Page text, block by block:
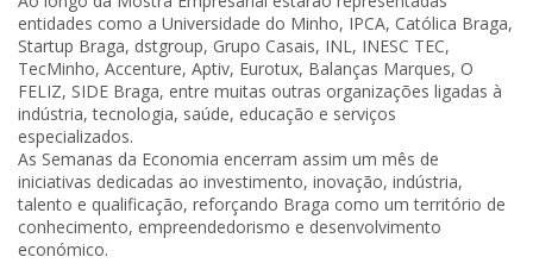
entidades como a Universidade do Minho, IPCA, Católica Braga,
Startup Braga, dstgroup, Grupo Casais, INL, INESC TEC,
TecMinho, Accenture, Aptiv, Eurotux, Balanças Marques, O
FELIZ, SIDE Braga, entre muitas outras organizações ligadas à
indústria, tecnologia, saúde, educação e serviços
especializados.
As Semanas da Economia encerram assim um mês de
iniciativas dedicadas ao investimento, inovação, indústria,
talento e qualificação, reforçando Braga como um território de
conhecimento, empreendedorismo e desenvolvimento
económico.